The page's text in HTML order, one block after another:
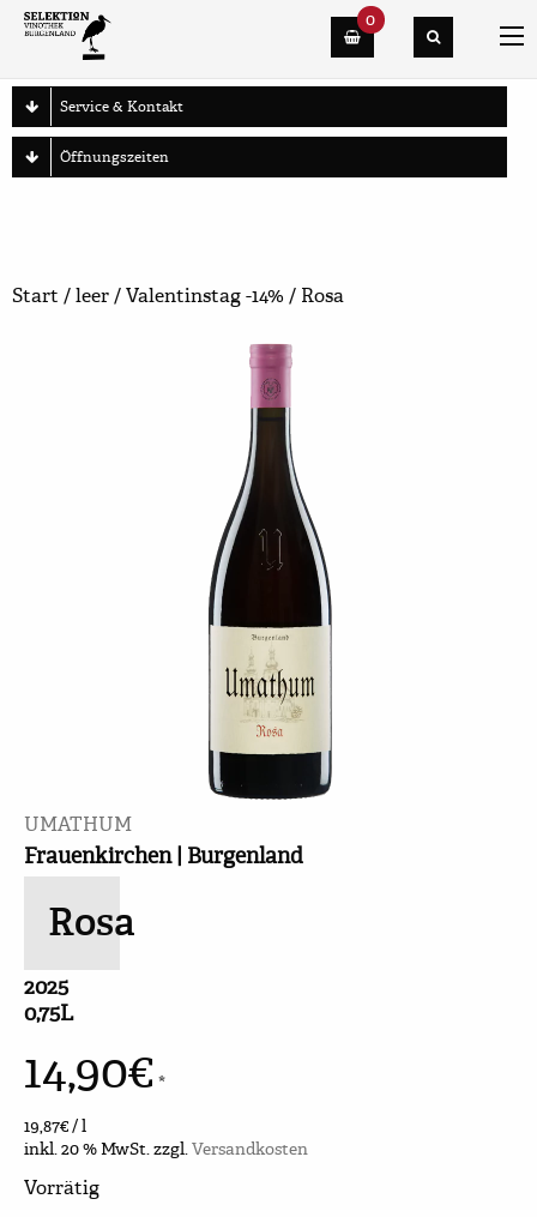
Warenkorb
0
Service & Kontakt
Öffnungszeiten
Start /leer/Valentinstag -14% / Rosa
UMATHUM
Frauenkirchen | Burgenland
Rosa
2025
0,75L
14,90€ *
19,87€/l
inkl. 20 % MwSt.zzgl.Versandkosten
Vorrätig